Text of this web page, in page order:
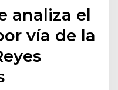
analiza el
vía de la